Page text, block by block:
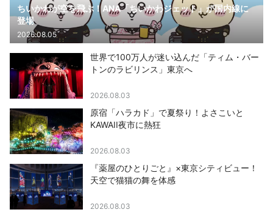
ちいかわが空を飛ぶ！ANA「ちいかわジェット」が国内線に
登場
2026.08.05
世界で100万人が迷い込んだ「ティム・バー
トンのラビリンス」東京へ
2026.08.03
原宿「ハラカド」で夏祭り！よさこいと
KAWAII夜市に熱狂
2026.08.03
『薬屋のひとりごと』×東京シティビュー！
天空で猫猫の舞を体感
2026.08.03